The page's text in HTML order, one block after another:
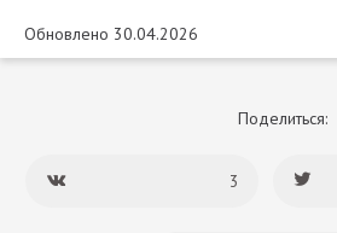
Обновлено 30.04.2026
Поделиться:
3